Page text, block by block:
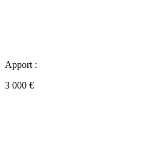
Apport :
3 000 €